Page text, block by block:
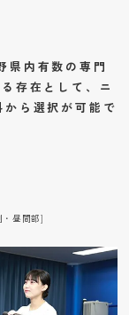
県内有数の専門
存在として、ニ
ら選択が可能で
・昼間部]